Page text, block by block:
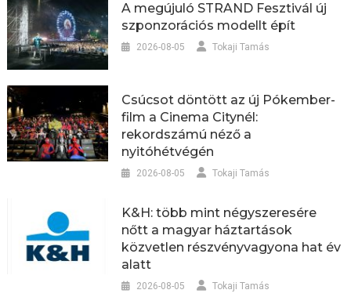
A megújuló STRAND Fesztivál új
szponzorációs modellt épít
2026-08-05 Tokaji Tamás
Csúcsot döntött az új Pókember-
film a Cinema Citynél:
rekordszámú néző a
nyitóhétvégén
2026-08-05 Tokaji Tamás
K&H: több mint négyszeresére
nőtt a magyar háztartások
közvetlen részvényvagyona hat év
alatt
2026-08-05 Tokaji Tamás